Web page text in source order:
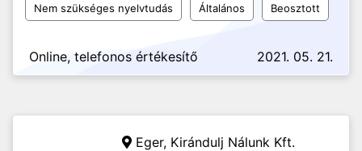
Nem szükséges nyelvtudás Általános Beosztott
Online, telefonos értékesítő 2021. 05. 21.
Eger, Kirándulj Nálunk Kft.